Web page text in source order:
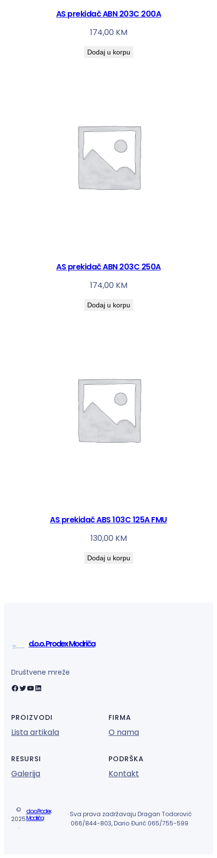
AS prekidač ABN 203C 200A
174,00 KM
Dodaj u korpu
AS prekidač ABN 203C 250A
174,00 KM
Dodaj u korpu
AS prekidač ABS 103C 125A FMU
130,00 KM
Dodaj u korpu
d.o.o. Prodex Modriča
Društvene mreže
Facebook Twitter YouTube LinkedIn
PROIZVODI
Lista artikala
FIRMA
O nama
RESURSI
Galerija
PODRŠKA
Kontakt
©
2025
·
d.o.o. Prodex
Modriča
· Sva prava zadržavaju Dragan Todorović
066/844-803, Dario Đurić 065/755-599